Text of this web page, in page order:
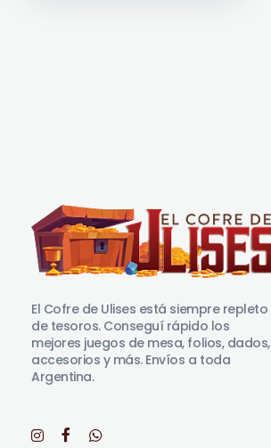
El Cofre de Ulises está siempre repleto
de tesoros. Conseguí rápido los
mejores juegos de mesa, folios, dados,
accesorios y más. Envíos a toda
Argentina.